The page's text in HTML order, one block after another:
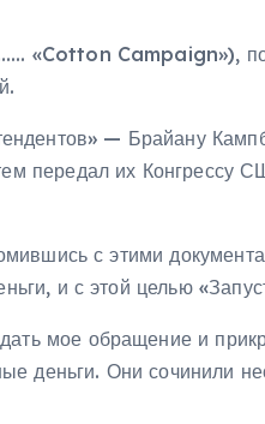
«Cotton Campaign»),
— Брайану
передал их Конгрессу
с этими
и с этой целью
мое обращение и
деньги. Они сочинили